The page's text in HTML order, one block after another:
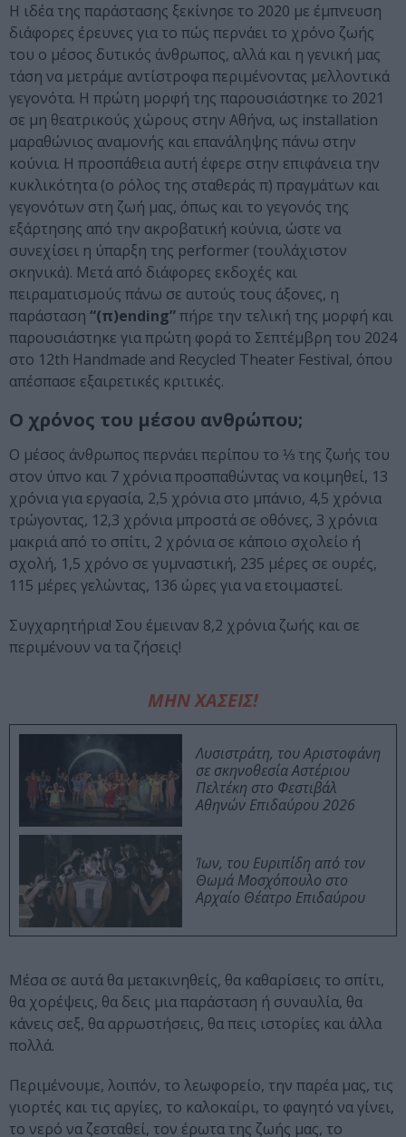
Η ιδέα της παράστασης ξεκίνησε το 2020 με έμπνευση
διάφορες έρευνες για το πώς περνάει το χρόνο ζωής
του ο μέσος δυτικός άνθρωπος, αλλά και η γενική μας
τάση να μετράμε αντίστροφα περιμένοντας μελλοντικά
γεγονότα. Η πρώτη μορφή της παρουσιάστηκε το 2021
σε μη θεατρικούς χώρους στην Αθήνα, ως installation
μαραθώνιος αναμονής και επανάληψης πάνω στην
κούνια. Η προσπάθεια αυτή έφερε στην επιφάνεια την
κυκλικότητα (ο ρόλος της σταθεράς π) πραγμάτων και
γεγονότων στη ζωή μας, όπως και το γεγονός της
εξάρτησης από την ακροβατική κούνια, ώστε να
συνεχίσει η ύπαρξη της performer (τουλάχιστον
σκηνικά). Μετά από διάφορες εκδοχές και
πειραματισμούς πάνω σε αυτούς τους άξονες, η
παράσταση “(π)ending”πήρε την τελική της μορφή και
παρουσιάστηκε για πρώτη φορά το Σεπτέμβρη του 2024
στο 12th Handmade and Recycled Theater Festival, όπου
απέσπασε εξαιρετικές κριτικές.
Ο χρόνος του μέσου ανθρώπου;
Ο μέσος άνθρωπος περνάει περίπου το ⅓ της ζωής του
στον ύπνο και 7 χρόνια προσπαθώντας να κοιμηθεί, 13
χρόνια για εργασία, 2,5 χρόνια στο μπάνιο, 4,5 χρόνια
τρώγοντας, 12,3 χρόνια μπροστά σε οθόνες, 3 χρόνια
μακριά από το σπίτι, 2 χρόνια σε κάποιο σχολείο ή
σχολή, 1,5 χρόνο σε γυμναστική, 235 μέρες σε ουρές,
115 μέρες γελώντας, 136 ώρες για να ετοιμαστεί.
Συγχαρητήρια! Σου έμειναν 8,2 χρόνια ζωής και σε
περιμένουν να τα ζήσεις!
ΜΗΝ ΧΑΣΕΙΣ!
Λυσιστράτη, του Αριστοφάνη
σε σκηνοθεσία Αστέριου
Πελτέκη στο Φεστιβάλ
Αθηνών Επιδαύρου 2026
Ίων, του Ευριπίδη από τον
Θωμά Μοσχόπουλο στο
Αρχαίο Θέατρο Επιδαύρου
Μέσα σε αυτά θα μετακινηθείς, θα καθαρίσεις το σπίτι,
θα χορέψεις, θα δεις μια παράσταση ή συναυλία, θα
κάνεις σεξ, θα αρρωστήσεις, θα πεις ιστορίες και άλλα
πολλά.
Περιμένουμε, λοιπόν, το λεωφορείο, την παρέα μας, τις
γιορτές και τις αργίες, το καλοκαίρι, το φαγητό να γίνει,
το νερό να ζεσταθεί, τον έρωτα της ζωής μας, το